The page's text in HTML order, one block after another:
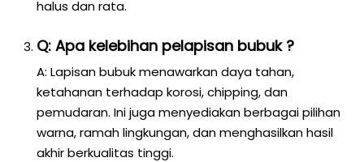
halus dan rata.
Q: Apa kelebihan pelapisan bubuk ?
A: Lapisan bubuk menawarkan daya tahan,
ketahanan terhadap korosi, chipping, dan
pemudaran. Ini juga menyediakan berbagai pilihan
warna, ramah lingkungan, dan menghasilkan hasil
akhir berkualitas tinggi.